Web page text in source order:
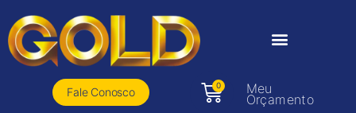
Fale Conosco
0 Meu
Orçamento